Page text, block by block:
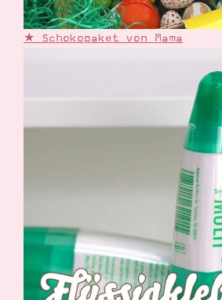
★ Schokopaket von Mama